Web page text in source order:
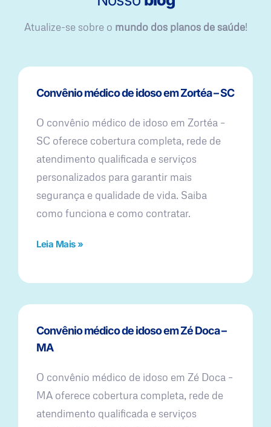
Atualize-se sobre o mundo dos planos de saúde!
Convênio médico de idoso em Zortéa – SC
O convênio médico de idoso em Zortéa –
SC oferece cobertura completa, rede de
atendimento qualificada e serviços
personalizados para garantir mais
segurança e qualidade de vida. Saiba
como funciona e como contratar.
Leia Mais »
Convênio médico de idoso em Zé Doca –
MA
O convênio médico de idoso em Zé Doca –
MA oferece cobertura completa, rede de
atendimento qualificada e serviços